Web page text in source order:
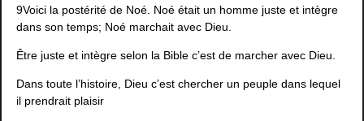
9Voici la postérité de Noé. Noé était un homme juste et intègre
dans son temps; Noé marchait avec Dieu.
Être juste et intègre selon la Bible c’est de marcher avec Dieu.
Dans toute l’histoire, Dieu c’est chercher un peuple dans lequel
il prendrait plaisir